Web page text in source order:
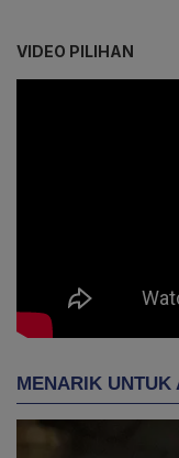
VIDEO PILIHAN